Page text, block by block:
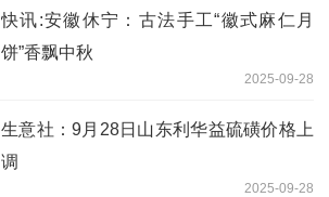
快讯:安徽休宁：古法手工“徽式麻仁月
饼”香飘中秋
2025-09-28
生意社：9月28日山东利华益硫磺价格上
调
2025-09-28